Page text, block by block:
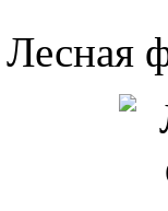
Лесная